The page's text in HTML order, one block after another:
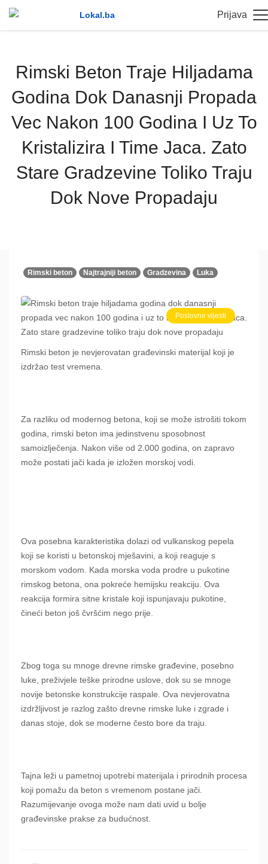
Prijava
Rimski Beton Traje Hiljadama
Godina Dok Danasnji Propada
Vec Nakon 100 Godina I Uz To
Kristalizira I Time Jaca. Zato
Stare Gradzevine Toliko Traju
Dok Nove Propadaju
Rimski beton Najtrajniji beton Gradzevina Luka
Poslovne vijesti
Rimski beton je nevjerovatan građevinski materijal koji je
izdržao test vremena.
Za razliku od modernog betona, koji se može istrošiti tokom
godina, rimski beton ima jedinstvenu sposobnost
samoizlječenja. Nakon više od 2.000 godina, on zapravo
može postati jači kada je izložen morskoj vodi.
Ova posebna karakteristika dolazi od vulkanskog pepela
koji se koristi u betonskoj mješavini, a koji reaguje s
morskom vodom. Kada morska voda prodre u pukotine
rimskog betona, ona pokreće hemijsku reakciju. Ova
reakcija formira sitne kristale koji ispunjavaju pukotine,
čineći beton još čvršćim nego prije.
Zbog toga su mnoge drevne rimske građevine, posebno
luke, preživjele teške prirodne uslove, dok su se mnoge
novije betonske konstrukcije raspale. Ova nevjerovatna
izdržljivost je razlog zašto drevne rimske luke i zgrade i
danas stoje, dok se moderne često bore da traju.
Tajna leži u pametnoj upotrebi materijala i prirodnih procesa
koji pomažu da beton s vremenom postane jači.
Razumijevanje ovoga može nam dati uvid u bolje
građevinske prakse za budućnost.